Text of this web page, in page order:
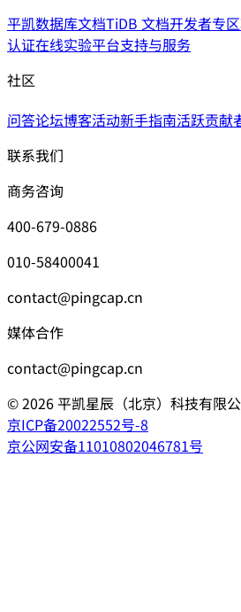
平凯数据库文档TiDB 文档开发者专区
认证在线实验平台支持与服务
社区
问答论坛博客活动新手指南活跃贡献
联系我们
商务咨询
400-679-0886
010-58400041
contact@pingcap.cn
媒体合作
contact@pingcap.cn
©2026平凯星辰（北京）科技有限
京ICP备20022552号-8
京公网安备11010802046781号